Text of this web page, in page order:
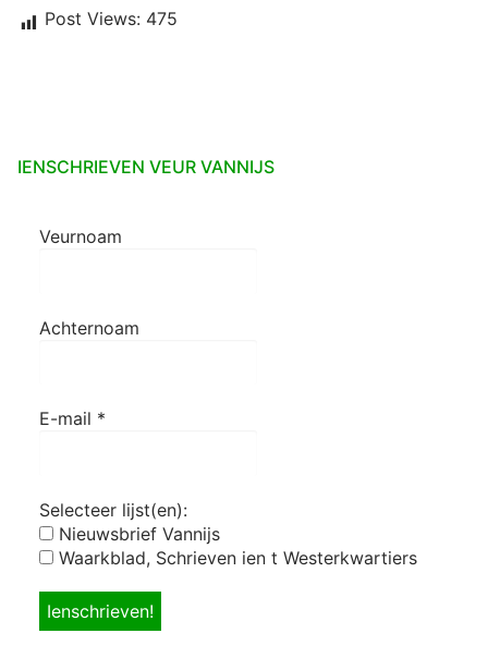
Post Views: 475
IENSCHRIEVEN VEUR VANNIJS
Veurnoam
Achternoam
E-mail *
Selecteer lijst(en):
Nieuwsbrief Vannijs
Waarkblad, Schrieven ien t Westerkwartiers